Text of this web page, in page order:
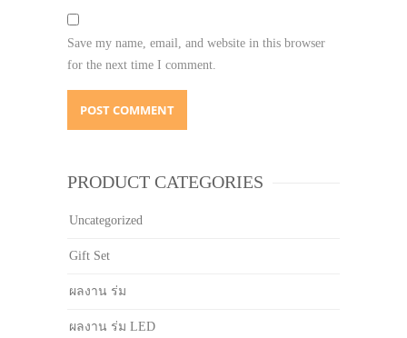
Save my name, email, and website in this browser
for the next time I comment.
PRODUCT CATEGORIES
Uncategorized
Gift Set
ผลงาน ร่ม
ผลงาน ร่ม LED